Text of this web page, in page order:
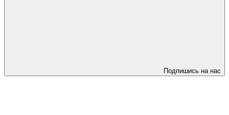
Подпишись на нас